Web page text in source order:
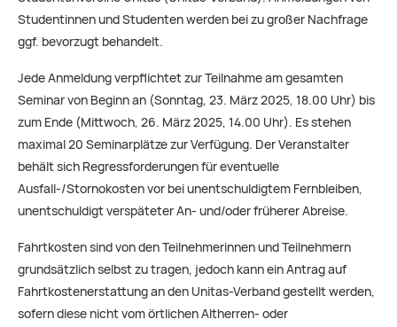
Studentinnen und Studenten werden bei zu großer Nachfrage
ggf. bevorzugt behandelt.
Jede Anmeldung verpflichtet zur Teilnahme am gesamten
Seminar von Beginn an (Sonntag, 23. März 2025, 18.00 Uhr) bis
zum Ende (Mittwoch, 26. März 2025, 14.00 Uhr). Es stehen
maximal 20 Seminarplätze zur Verfügung. Der Veranstalter
behält sich Regressforderungen für eventuelle
Ausfall-/Stornokosten vor bei unentschuldigtem Fernbleiben,
unentschuldigt verspäteter An- und/oder früherer Abreise.
Fahrtkosten sind von den Teilnehmerinnen und Teilnehmern
grundsätzlich selbst zu tragen, jedoch kann ein Antrag auf
Fahrtkostenerstattung an den Unitas-Verband gestellt werden,
sofern diese nicht vom örtlichen Altherren- oder